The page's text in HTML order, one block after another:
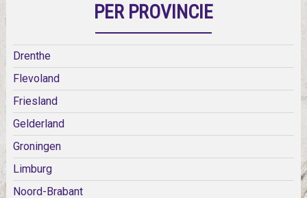
PER PROVINCIE
Drenthe
Flevoland
Friesland
Gelderland
Groningen
Limburg
Noord-Brabant